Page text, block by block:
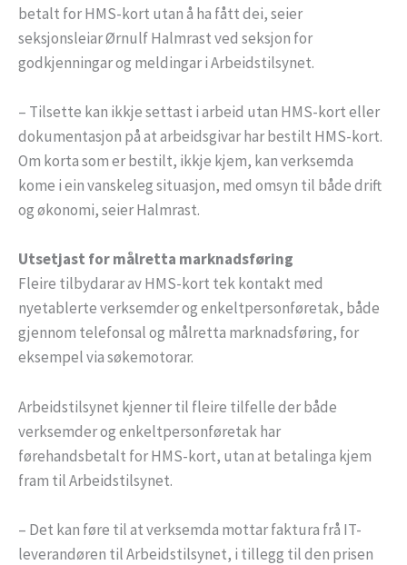
betalt for HMS-kort utan å ha fått dei, seier
seksjonsleiar Ørnulf Halmrast ved seksjon for
godkjenningar og meldingar i Arbeidstilsynet.
– Tilsette kan ikkje settast i arbeid utan HMS-kort eller
dokumentasjon på at arbeidsgivar har bestilt HMS-kort.
Om korta som er bestilt, ikkje kjem, kan verksemda
kome i ein vanskeleg situasjon, med omsyn til både drift
og økonomi, seier Halmrast.
Utsetjast for målretta marknadsføring
Fleire tilbydarar av HMS-kort tek kontakt med
nyetablerte verksemder og enkeltpersonføretak, både
gjennom telefonsal og målretta marknadsføring, for
eksempel via søkemotorar.
Arbeidstilsynet kjenner til fleire tilfelle der både
verksemder og enkeltpersonføretak har
førehandsbetalt for HMS-kort, utan at betalinga kjem
fram til Arbeidstilsynet.
– Det kan føre til at verksemda mottar faktura frå IT-
leverandøren til Arbeidstilsynet, i tillegg til den prisen